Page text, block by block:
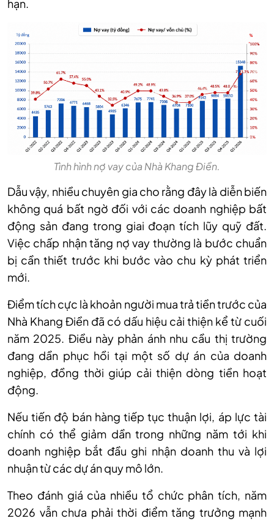
hạn.
Tình hình nợ vay của Nhà Khang Điền.
Dẫu vậy, nhiều chuyên gia cho rằng đây là diễn biến
không quá bất ngờ đối với các doanh nghiệp bất
động sản đang trong giai đoạn tích lũy quỹ đất.
Việc chấp nhận tăng nợ vay thường là bước chuẩn
bị cần thiết trước khi bước vào chu kỳ phát triển
mới.
Điểm tích cực là khoản người mua trả tiền trước của
Nhà Khang Điền đã có dấu hiệu cải thiện kể từ cuối
năm 2025. Điều này phản ánh nhu cầu thị trường
đang dần phục hồi tại một số dự án của doanh
nghiệp, đồng thời giúp cải thiện dòng tiền hoạt
động.
Nếu tiến độ bán hàng tiếp tục thuận lợi, áp lực tài
chính có thể giảm dần trong những năm tới khi
doanh nghiệp bắt đầu ghi nhận doanh thu và lợi
nhuận từ các dự án quy mô lớn.
Theo đánh giá của nhiều tổ chức phân tích, năm
2026 vẫn chưa phải thời điểm tăng trưởng mạnh